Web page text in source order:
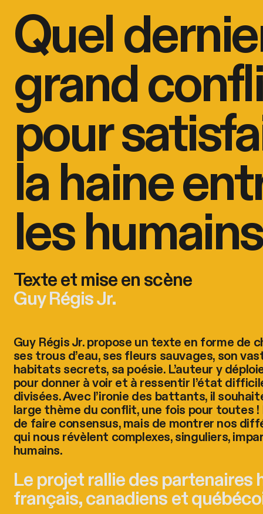
Quel
grand
pour
la haine
les humains
Texte et mise en scène
Guy Régis Jr.
Guy Régis Jr. propose un texte en forme de
ses trous d’eau, ses fleurs sauvages, son
habitats secrets, sa poésie. L’auteur y
pour donner à voir et à ressentir l’état
divisées. Avec l’ironie des battants, il
large thème du conflit, une fois pour toutes !
de faire consensus, mais de montrer nos
qui nous révèlent complexes, singuliers,
humains.
Le projet rallie des partenaires
français, canadiens et